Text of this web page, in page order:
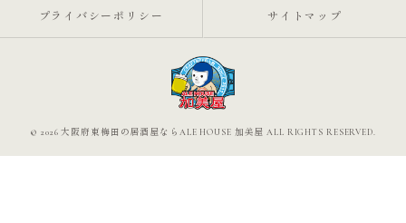
プライバシーポリシー サイトマップ
© 2026 大阪府東梅田の居酒屋ならALE HOUSE 加美屋 ALL RIGHTS RESERVED.